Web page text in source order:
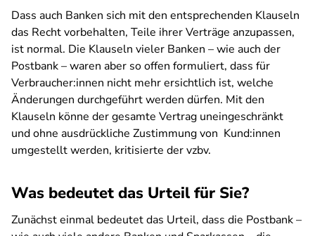
Dass auch Banken sich mit den entsprechenden Klauseln
das Recht vorbehalten, Teile ihrer Verträge anzupassen,
ist normal. Die Klauseln vieler Banken – wie auch der
Postbank – waren aber so offen formuliert, dass für
Verbraucher:innen nicht mehr ersichtlich ist, welche
Änderungen durchgeführt werden dürfen. Mit den
Klauseln könne der gesamte Vertrag uneingeschränkt
und ohne ausdrückliche Zustimmung von Kund:innen
umgestellt werden, kritisierte der vzbv.
Was bedeutet das Urteil für Sie?
Zunächst einmal bedeutet das Urteil, dass die Postbank –